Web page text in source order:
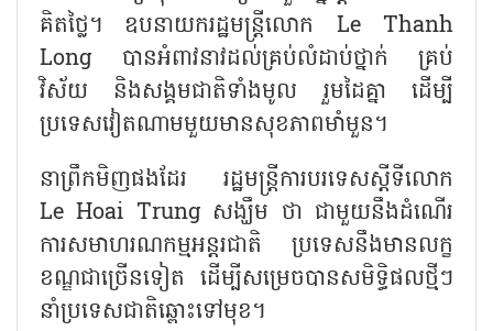
គិតថ្លៃ។ ឧបនាយករដ្ឋមន្ត្រីលោក Le Thanh
Long បានអំពាវនាវដល់គ្រប់លំដាប់ថ្នាក់ គ្រប់
វិស័យ និងសង្គមជាតិទាំងមូល រួមដៃគ្នា ដើម្បី
ប្រទេសវៀតណាមមួយមានសុខភាពមាំមួន។
នាព្រឹកមិញផងដែរ រដ្ឋមន្ត្រីការបរទេសស្តីទីលោក
Le Hoai Trung សង្ឃឹម ថា ជាមួយនឹងដំណើរ
ការសមាហរណកម្មអន្តរជាតិ ប្រទេសនឹងមានលក្ខ
ខណ្ឌជាច្រើនទៀត ដើម្បីសម្រេចបានសមិទ្ធិផលថ្មីៗ
នាំប្រទេសជាតិឆ្ពោះទៅមុខ។